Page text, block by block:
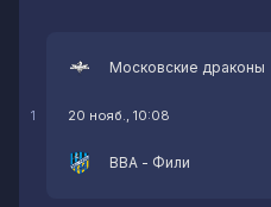
1
Московские драконы
20 нояб., 10:08
ВВА - Фили